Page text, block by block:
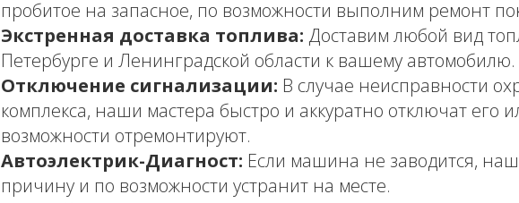
пробитое на запасное, по возможности выполним ремонт
Экстренная доставка топлива: Доставим любой вид
Петербурге и Ленинградской области к вашему автомобилю.
Отключение сигнализации: В случае неисправности
комплекса, наши мастера быстро и аккуратно отключат его
возможности отремонтируют.
Автоэлектрик-Диагност: Если машина не заводится,
причину и по возможности устранит на месте.